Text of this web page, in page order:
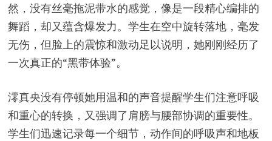
然，没有丝毫拖泥带水的感觉，像是一段精心编排的
舞蹈，却又蕴含爆发力。学生在空中旋转落地，毫发
无伤，但脸上的震惊和激动足以说明，她刚刚经历了
一次真正的“黑带体验”。
澪真央没有停顿她用温和的声音提醒学生们注意呼吸
和重心的转换，又强调了肩膀与腰部协调的重要性。
学生们迅速记录每一个细节，动作间的呼吸声和地板